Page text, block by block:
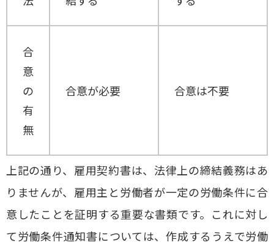
合
意
の
有
無
合意が必要 合意は不要
上記の通り、雇用契約書は、法律上の締結義務はあ
りませんが、雇用主と労働者が一定の労働条件に合
意したことを証明する重要な書類です。これに対し
て労働条件通知書については、作成するうえで労働